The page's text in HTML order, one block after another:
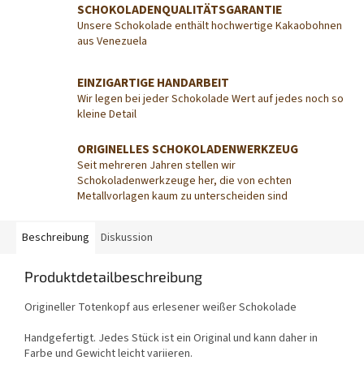
SCHOKOLADENQUALITÄTSGARANTIE
Unsere Schokolade enthält hochwertige Kakaobohnen
aus Venezuela
EINZIGARTIGE HANDARBEIT
Wir legen bei jeder Schokolade Wert auf jedes noch so
kleine Detail
ORIGINELLES SCHOKOLADENWERKZEUG
Seit mehreren Jahren stellen wir
Schokoladenwerkzeuge her, die von echten
Metallvorlagen kaum zu unterscheiden sind
Beschreibung Diskussion
Produktdetailbeschreibung
Origineller Totenkopf aus erlesener weißer Schokolade
Handgefertigt. Jedes Stück ist ein Original und kann daher in
Farbe und Gewicht leicht variieren.